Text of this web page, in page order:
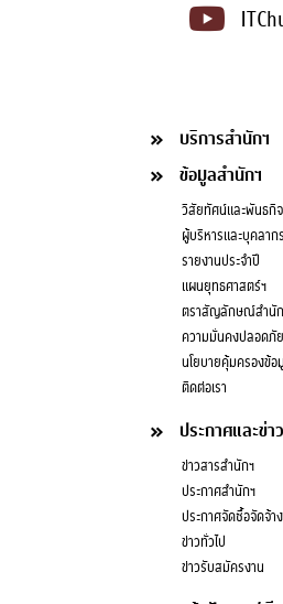
บริการสำนักฯ
ข้อมูลสำนักฯ
วิสัยทัศน์และพันธกิจ
ผู้บริหารและบุคลากร
รายงานประจำปี
แผนยุทธศาสตร์ฯ
ตราสัญลักษณ์สำนั
ความมั่นคงปลอดภัย
นโยบายคุ้มครองข้
ติดต่อเรา
ประกาศและข่า
ข่าวสารสำนักฯ
ประกาศสำนักฯ
ประกาศจัดซื้อจัดจ้าง
ข่าวทั่วไป
ข่าวรับสมัครงาน